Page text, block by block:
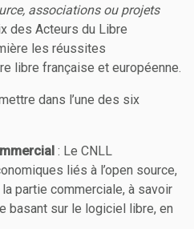
associations ou projets
des Acteurs du Libre
les réussites
libre française et européenne.
dans l’une des six
: Le CNLL
liés à l’open source,
partie commerciale, à savoir
basant sur le logiciel libre, en